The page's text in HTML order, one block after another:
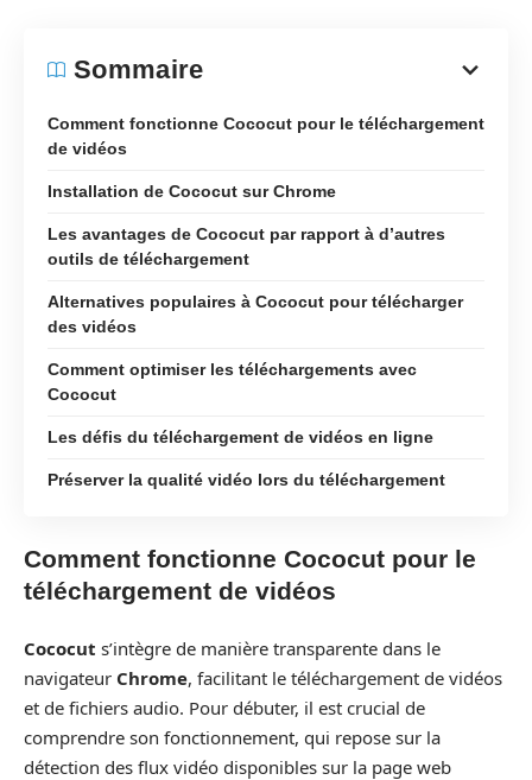
Sommaire
Comment fonctionne Cococut pour le téléchargement
de vidéos
Installation de Cococut sur Chrome
Les avantages de Cococut par rapport à d’autres
outils de téléchargement
Alternatives populaires à Cococut pour télécharger
des vidéos
Comment optimiser les téléchargements avec
Cococut
Les défis du téléchargement de vidéos en ligne
Préserver la qualité vidéo lors du téléchargement
Comment fonctionne Cococut pour le
téléchargement de vidéos
Cococut s’intègre de manière transparente dans le
navigateur Chrome, facilitant le téléchargement de vidéos
et de fichiers audio. Pour débuter, il est crucial de
comprendre son fonctionnement, qui repose sur la
détection des flux vidéo disponibles sur la page web